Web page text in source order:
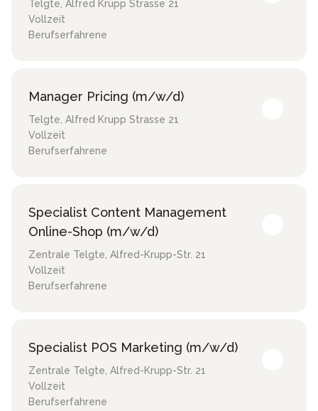
Telgte, Alfred Krupp Strasse 21
Vollzeit
Berufserfahrene
Manager Pricing (m/w/d)
Telgte, Alfred Krupp Strasse 21
Vollzeit
Berufserfahrene
Specialist Content Management
Online-Shop (m/w/d)
Zentrale Telgte, Alfred-Krupp-Str. 21
Vollzeit
Berufserfahrene
Specialist POS Marketing (m/w/d)
Zentrale Telgte, Alfred-Krupp-Str. 21
Vollzeit
Berufserfahrene